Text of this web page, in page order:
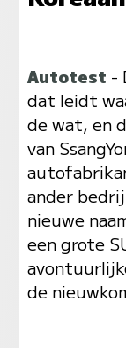
Autotest -
dat leidt
de wat, en
van
ander
nieuwe
een grote
de